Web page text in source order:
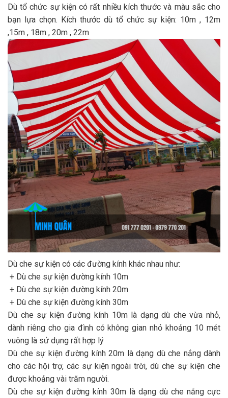
Dù tổ chức sự kiện có rất nhiều kích thước và màu sắc cho
bạn lựa chọn. Kích thước dù tổ chức sự kiện: 10m , 12m
,15m , 18m , 20m , 22m
Dù che sự kiện có các đường kính khác nhau như:
+ Dù che sự kiện đường kính 10m
+ Dù che sự kiện đường kính 20m
+ Dù che sự kiện đường kính 30m
Dù che sự kiện đường kính 10m là dạng dù che vừa nhỏ,
dành riêng cho gia đình có không gian nhỏ khoảng 10 mét
vuông là sử dụng rất hợp lý
Dù che sự kiện đường kính 20m là dạng dù che nắng dành
cho các hội trợ, các sự kiện ngoài trời, dù che sự kiện che
được khoảng vài trăm người.
Dù che sự kiện đường kính 30m là dạng dù che nắng cực